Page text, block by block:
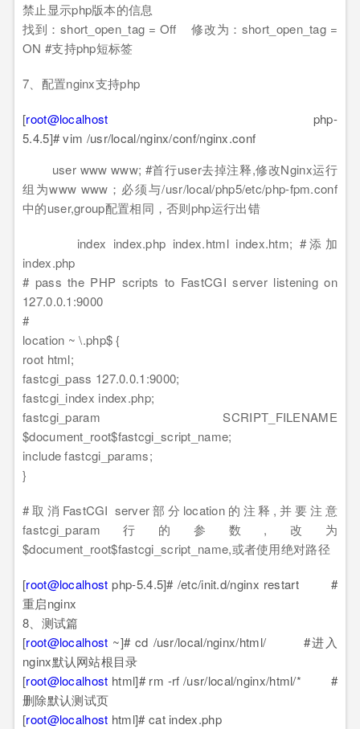
禁止显示php版本的信息
找到：short_open_tag = Off 修改为：short_open_tag =
ON #支持php短标签
7、配置nginx支持php
[root@localhost php-
5.4.5]# vim /usr/local/nginx/conf/nginx.conf
user www www; #首行user去掉注释,修改Nginx运行
组为www www；必须与/usr/local/php5/etc/php-fpm.conf
中的user,group配置相同，否则php运行出错
index index.php index.html index.htm; #添加
index.php
# pass the PHP scripts to FastCGI server listening on
127.0.0.1:9000
#
location ~ \.php$ {
root html;
fastcgi_pass 127.0.0.1:9000;
fastcgi_index index.php;
fastcgi_param SCRIPT_FILENAME
$document_root$fastcgi_script_name;
include fastcgi_params;
}
#取消FastCGI server部分location的注释,并要注意
fastcgi_param行的参数,改为
$document_root$fastcgi_script_name,或者使用绝对路径
[root@localhost php-5.4.5]# /etc/init.d/nginx restart #
重启nginx
8、测试篇
[root@localhost ~]# cd /usr/local/nginx/html/ #进入
nginx默认网站根目录
[root@localhost html]# rm -rf /usr/local/nginx/html/* #
删除默认测试页
[root@localhost html]# cat index.php